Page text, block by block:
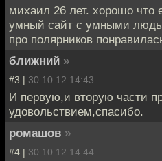
михаил 26 лет. хорошо что
умный сайт с умными
про полярников
ближний »
#3 | 30.10.12 14:43
И первую,и вторую части
удовольствием,спасибо.
ромашов »
#4 | 30.10.12 14:44